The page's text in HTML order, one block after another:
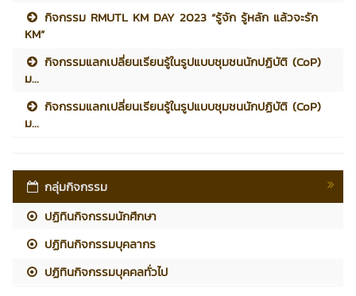
กิจกรรม RMUTL KM DAY 2023 “รู้จัก รู้หลัก แล้วจะรัก
KM”
กิจกรรมแลกเปลี่ยนเรียนรู้ในรูปแบบชุมชนนักปฏิบัติ (CoP)
ม...
กิจกรรมแลกเปลี่ยนเรียนรู้ในรูปแบบชุมชนนักปฏิบัติ (CoP)
ม...
กลุ่มกิจกรรม
ปฏิทินกิจกรรมนักศึกษา
ปฏิทินกิจกรรมบุคลากร
ปฏิทินกิจกรรมบุคคลทั่วไป